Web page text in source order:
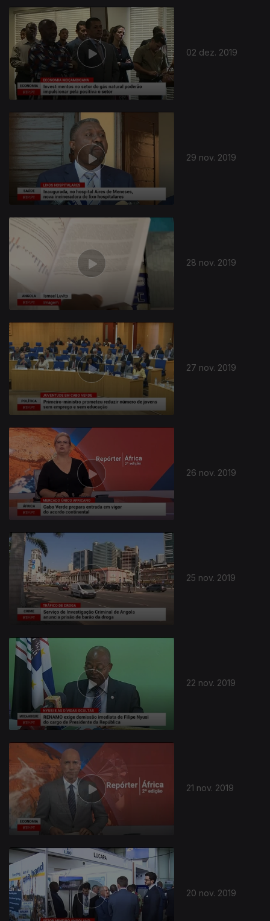
02 dez. 2019
29 nov. 2019
28 nov. 2019
441559
27 nov. 2019
26 nov. 2019
25 nov. 2019
22 nov. 2019
21 nov. 2019
20 nov. 2019